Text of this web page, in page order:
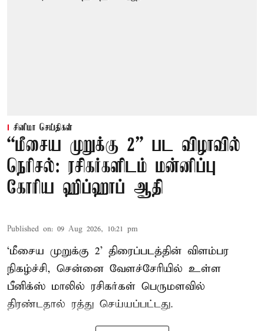
சினிமா செய்திகள்
“மீசைய முறுக்கு 2” பட விழாவில்
நெரிசல்: ரசிகர்களிடம் மன்னிப்பு
கோரிய ஹிப்ஹாப் ஆதி
Published on: 09 Aug 2026, 10:21 pm
‘மீசைய முறுக்கு 2’ திரைப்படத்தின் விளம்பர
நிகழ்ச்சி, சென்னை வேளச்சேரியில் உள்ள
பீனிக்ஸ் மாலில் ரசிகர்கள் பெருமளவில்
திரண்டதால் ரத்து செய்யப்பட்டது.